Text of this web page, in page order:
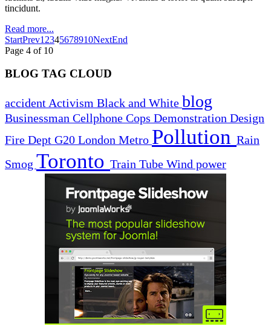
tincidunt.
Read more...
StartPrev1 2345678910NextEnd
Page 4 of 10
BLOG TAG CLOUD
accident Activism Black and White blog
Businessman Cellphone Cops Demonstration Design
Fire Dept G20 London Metro Pollution Rain
Smog Toronto Train Tube Wind power